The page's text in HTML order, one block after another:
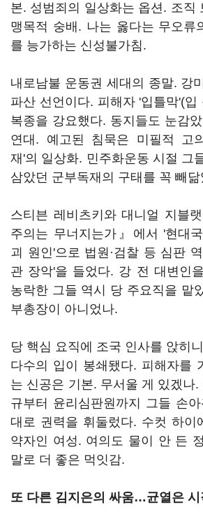
본. 성범죄의 일상화는 옵션. 조직
맹목적 숭배. 나는 옳다는 무오류
를 능가하는 신성불가침.
내로남불 운동권 세대의 종말. 강
파산 선언이다. 피해자 '입틀막'(입
복종을 강요했다. 동지들도 눈감
연대. 예고된 침묵은 미필적 고
재'의 일상화. 민주화운동 시절 그
삼았던 군부독재의 구태를 꼭 빼닮
스티븐 레비츠키와 대니얼 지블
주의는 무너지는가』에서 '현대
괴 원인'으로 법원·검찰 등 심판
관 장악'을 들었다. 강 전 대변인
농락한 그들 역시 당 주요직을 맡
부총장이 아니었나.
당 핵심 요직에 조국 인사를 앉히
다수의 입이 봉쇄됐다. 피해자를
는 신공은 기본. 무서울 게 있겠나.
규부터 윤리심판원까지 그들 손
대로 권력을 휘둘렀다. 수컷 하이
약자인 여성. 여의도 물이 안 든
말로 더 좋은 먹잇감.
또 다른 김지은의 싸움…균열은 시